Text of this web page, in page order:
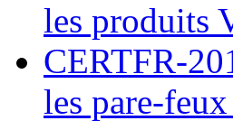
les produits
CERTFR-
les pare-